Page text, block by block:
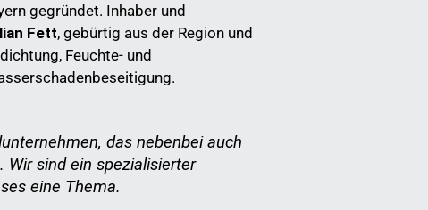
gegründet. Inhaber und
Fett, gebürtig aus der Region und
Feuchte- und
das nebenbei auch
Wir sind ein spezialisierter
eine Thema.